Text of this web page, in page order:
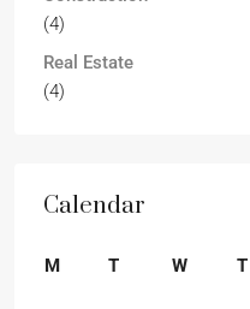
(4)
Real Estate
(4)
Calendar
M T W T